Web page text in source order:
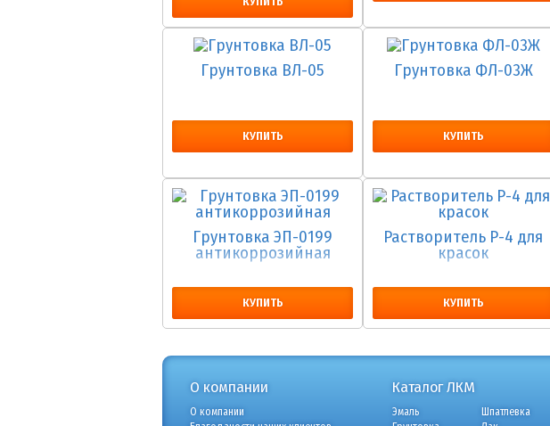
Грунтовка ВЛ-05
КУПИТЬ
Грунтовка ФЛ-03Ж
КУПИТЬ
Грунтовка ЭП-0199
антикоррозийная
КУПИТЬ
Растворитель Р-4 для
красок
КУПИТЬ
О компании
О компании
Каталог ЛКМ
Эмаль
Шпатлевка